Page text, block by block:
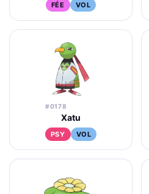
FÉE VOL
#0178
Xatu
PSY VOL